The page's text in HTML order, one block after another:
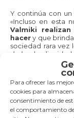
Para ofrecer las
cookies para
consentimiento de
el comportamiento
Y continúa con
«Incluso en esta
Valmiki
hacery que
sociedad rara vez
darles la
como sucios y
¿Qué futuro
indígena y, en
investigación
experimentando